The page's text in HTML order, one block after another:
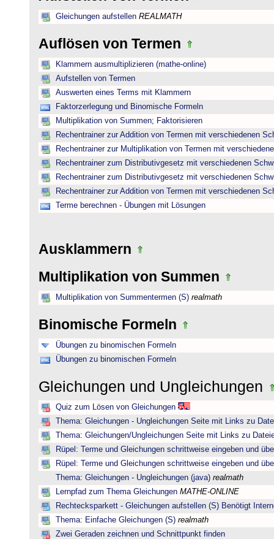
Gleichungen aufstellen REALMATH
Auflösen von Termen
Klammern ausmultiplizieren (mathe-online)
Aufstellen von Termen
Auswerten eines Terms mit Klammern
Faktorzerlegung und Binomische Formeln
Multiplikation von Summen; Faktorisieren
Rechentrainer zur Addition von Termen mit verschiedenen
Rechentrainer zur Multiplikation von Termen mit
Rechentrainer zum Distributivgesetz mit verschiedenen
Rechentrainer zum Distributivgesetz mit verschiedenen
Rechentrainer zur Addition von Termen mit verschiedenen
Terme berechnen - Übungen mit Lösungen
Ausklammern
Multiplikation von Summen
Multiplikation von Summentermen (S) realmath
Binomische Formeln
Übungen zu binomischen Formeln
Übungen zu binomischen Formeln
Gleichungen und Ungleichungen
Quiz zum Lösen von Gleichungen
Thema: Gleichungen - Ungleichungen Seite mit Links zu
Thema: Gleichungen/Ungleichungen Seite mit Links zu
Rüpel: Terme und Gleichungen schrittweise eingeben und
Rüpel: Terme und Gleichungen schrittweise eingeben und
Thema: Gleichungen - Ungleichungen (java) realmath
Lernpfad zum Thema Gleichungen MATHE-ONLINE
Rechtecksparkett - Gleichungen aufstellen (S) Benötigt
Thema: Einfache Gleichungen (S) realmath
Zwei Geraden zeichnen und Schnittpunkt finden